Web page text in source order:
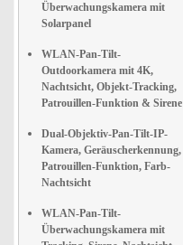
Überwachungskamera mit
Solarpanel
WLAN-Pan-Tilt-
Outdoorkamera mit 4K,
Nachtsicht, Objekt-Tracking,
Patrouillen-Funktion & Sirene
Dual-Objektiv-Pan-Tilt-IP-
Kamera, Geräuscherkennung,
Patrouillen-Funktion, Farb-
Nachtsicht
WLAN-Pan-Tilt-
Überwachungskamera mit